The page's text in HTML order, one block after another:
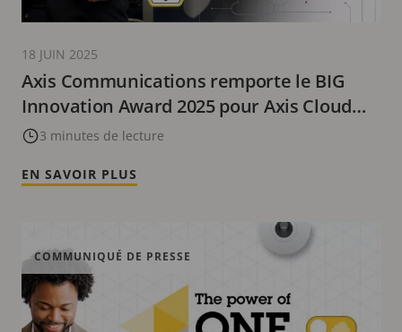
Axis Communications remporte le BIG
Innovation Award 2025 pour Axis Cloud
Connect
3 minutes de lecture
18 JUIN 2025
EN SAVOIR PLUS
COMMUNIQUÉ DE PRESSE